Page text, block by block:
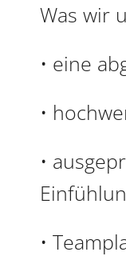
Was wir
• eine
•
•
•